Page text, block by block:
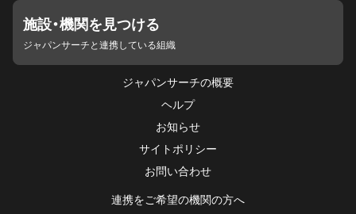
施設・機関を見つける
ジャパンサーチと連携している組織
ジャパンサーチの概要
ヘルプ
お知らせ
サイトポリシー
お問い合わせ
連携をご希望の機関の方へ